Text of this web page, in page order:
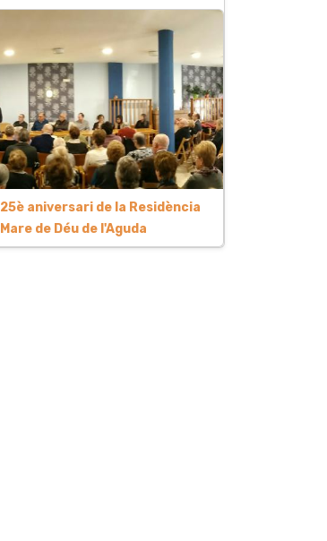
25è aniversari de la Residència
Mare de Déu de l'Aguda